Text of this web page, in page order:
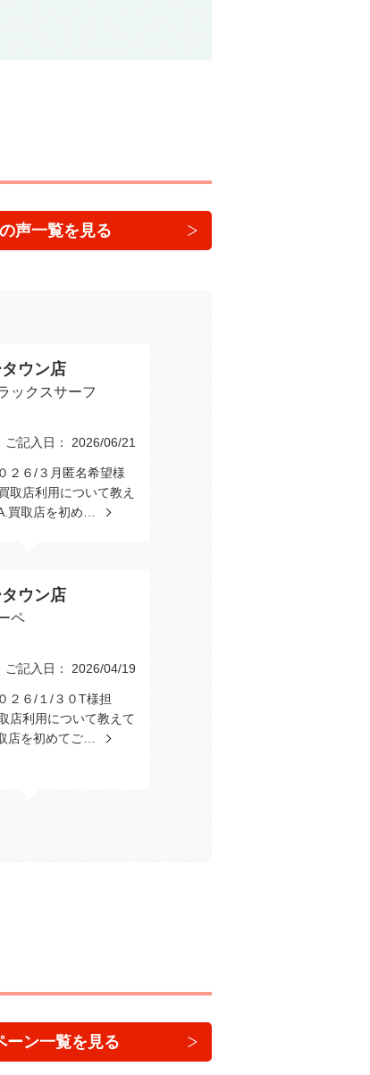
声一覧を見る
ウン店
ックスサーフ
ご記入日： 2026/06/21
２６/３月匿名希望様
取店利用について教え
買取店を初め…
ウン店
ペ
ご記入日： 2026/04/19
２６/１/３０T様担
店利用について教えて
店を初めてご…
ーン一覧を見る